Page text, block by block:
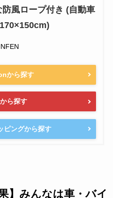
風ロープ付き (自動車
から探す
ら探す
ピングから探す
】みんなは車・バイ